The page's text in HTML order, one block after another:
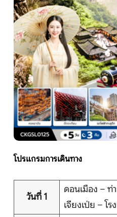
หน้าแรก
ทัวร์ต่างประเทศ
จัดกรุ๊ปต่างประเทศ
โปรไฟไหม้
ทัวร์ในประเทศ
จัดกรุ๊ปในประเทศ
เรือเจ้าพระยา
โปรแกรมการเดินทาง
วันที่ 1
ดอนเมือง – ท่
เจียงเป่ย – โ